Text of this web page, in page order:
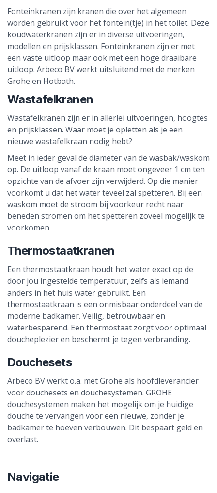
Fonteinkranen zijn kranen die over het algemeen
worden gebruikt voor het fontein(tje) in het toilet. Deze
koudwaterkranen zijn er in diverse uitvoeringen,
modellen en prijsklassen. Fonteinkranen zijn er met
een vaste uitloop maar ook met een hoge draaibare
uitloop. Arbeco BV werkt uitsluitend met de merken
Grohe en Hotbath.
Wastafelkranen
Wastafelkranen zijn er in allerlei uitvoeringen, hoogtes
en prijsklassen. Waar moet je opletten als je een
nieuwe wastafelkraan nodig hebt?
Meet in ieder geval de diameter van de wasbak/waskom
op. De uitloop vanaf de kraan moet ongeveer 1 cm ten
opzichte van de afvoer zijn verwijderd. Op die manier
voorkomt u dat het water teveel zal spetteren. Bij een
waskom moet de stroom bij voorkeur recht naar
beneden stromen om het spetteren zoveel mogelijk te
voorkomen.
Thermostaatkranen
Een thermostaatkraan houdt het water exact op de
door jou ingestelde temperatuur, zelfs als iemand
anders in het huis water gebruikt. Een
thermostaatkraan is een onmisbaar onderdeel van de
moderne badkamer. Veilig, betrouwbaar en
waterbesparend. Een thermostaat zorgt voor optimaal
doucheplezier en beschermt je tegen verbranding.
Douchesets
Arbeco BV werkt o.a. met Grohe als hoofdleverancier
voor douchesets en douchesystemen. GROHE
douchesystemen maken het mogelijk om je huidige
douche te vervangen voor een nieuwe, zonder je
badkamer te hoeven verbouwen. Dit bespaart geld en
overlast.
Navigatie